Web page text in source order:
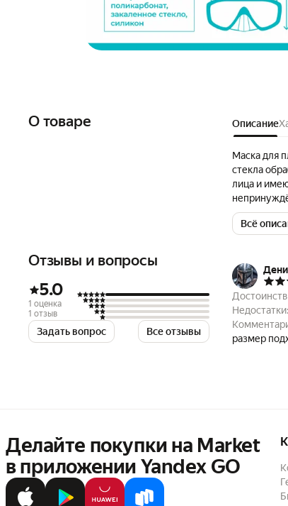
О товаре Описание
Маска для
стекла
лица и
ремешок с
Всё
Отзывы и вопросы
5.0
1 оценка
1 отзыв
Задать вопрос Все отзывы
Недостатки:
размер
Делайте покупки на Market
в приложении Yandex GO